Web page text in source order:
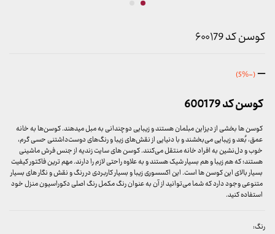
کوسن کد ۶۰۰۱79
–محدوده
599,000 تومان
تا
699,000 تومان
(-5%)
کوسن کد 600179
کوسن ها بخشی از دیزاین مبلمان هستند و زیبایی دوچندانی به مبل میدهند. کوسن‌ها به خانه
عمق، بُعد و زیبایی می‌بخشند و با دنیایی از نقش‌های زیبا و رنگ‌های دوست‌داشتنی حسی گرم،
خوب و دل‌نشین به افراد خانه منتقل می‌کنند. کوسن های سایت زندیه از جنس فرش ماشینی
هستند؛ که هم زیبا و هم بسیار شیک هستند و به علاوه راحتی لازم را دارند. مهم ترین فاکتور کیفیت
بسیار بالای این کوسن ها است. این اکسسوری زیبا و بسیار کاربردی در رنگ و نقش و نگار های بسیار
متنوعی وجود دارد که شما می‌توانید از آن به عنوان رنگ مکمل رنگ اصلی دکوراسیون منزل خود
استفاده کنید.
رنگ: